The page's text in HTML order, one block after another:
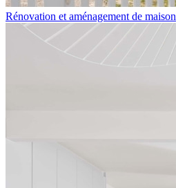
Rénovation et aménagement de maison